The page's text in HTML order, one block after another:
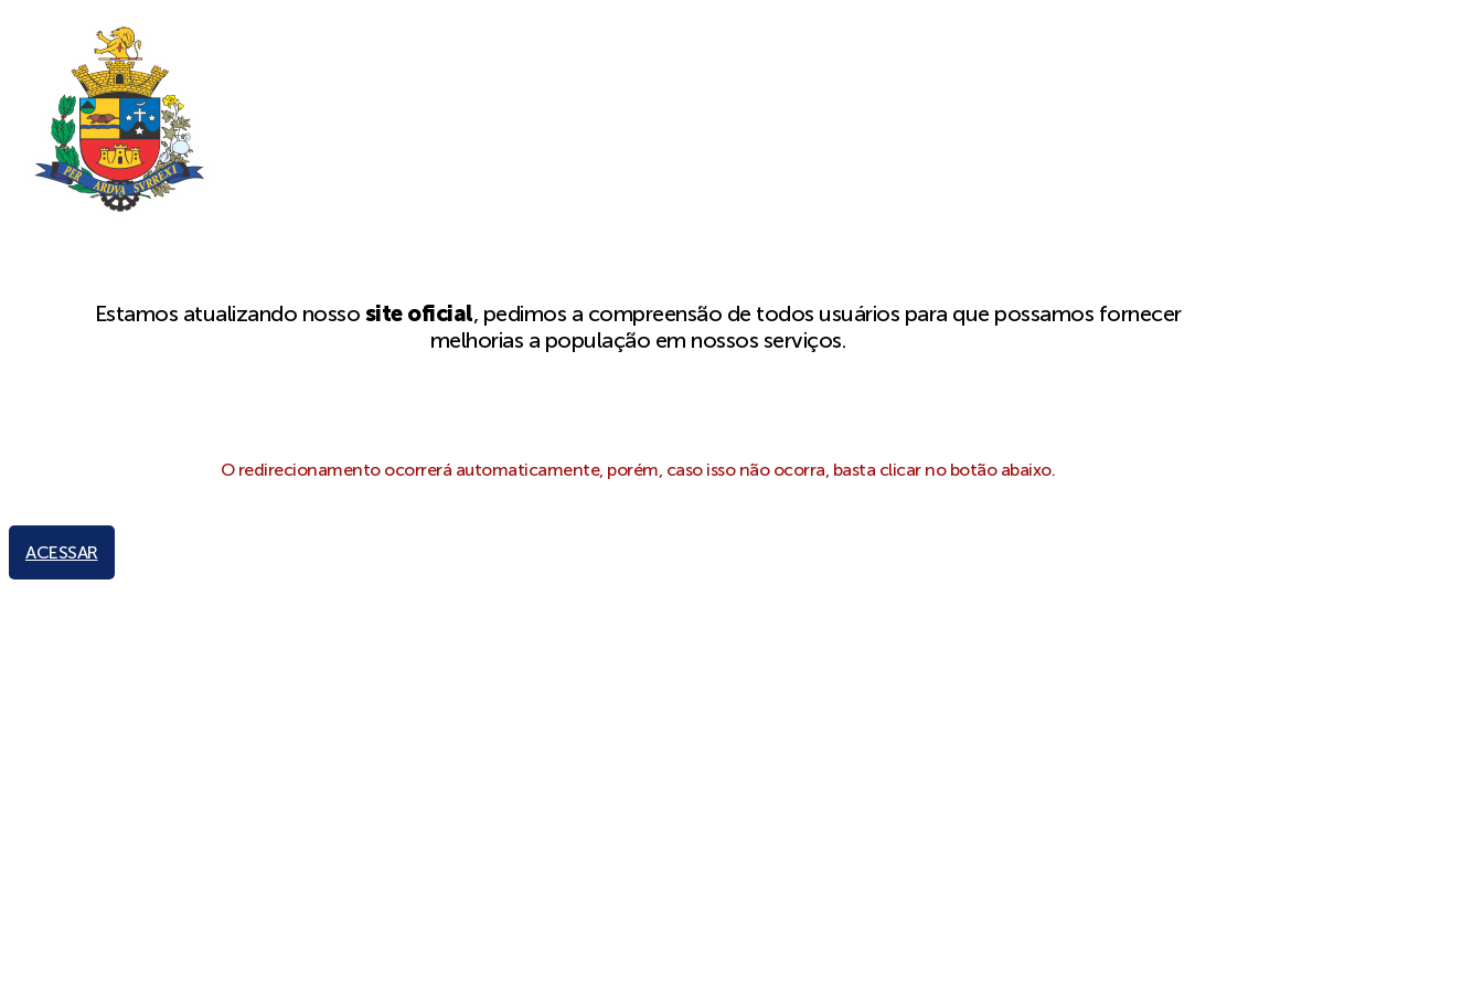
Estamos atualizando nosso site oficial, pedimos a compreensão de todos usuários para que possamos fornecer
melhorias a população em nossos serviços.
O redirecionamento ocorrerá automaticamente, porém, caso isso não ocorra, basta clicar no botão abaixo.
ACESSAR